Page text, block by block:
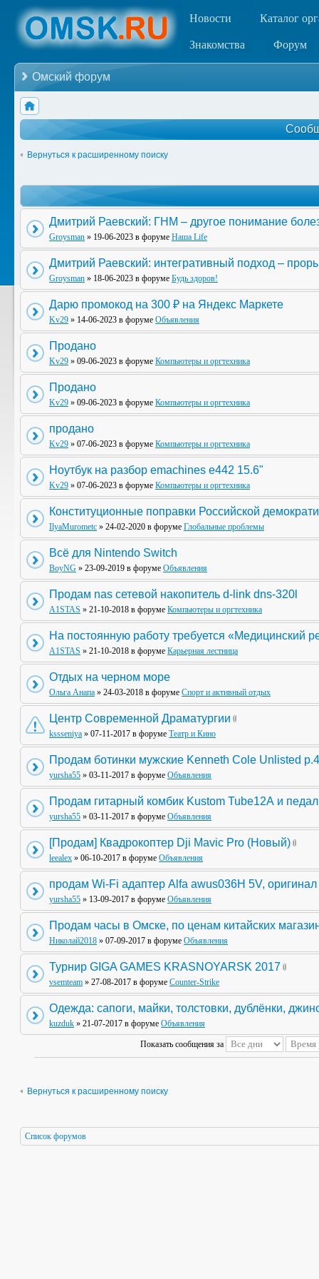
Новости Каталог
Знакомства Форум
Омский форум
Вернуться к расширенному поиску
Дмитрий Раевский: ГНМ – другое понимание
Groysman » 19-06-2023 в форуме Наша Life
Дмитрий Раевский: интегративный подход –
Groysman » 18-06-2023 в форуме Будь здоров!
Дарю промокод на 300 ₽ на Яндекс Маркете
Kv29 » 14-06-2023 в форуме Объявления
Продано
Kv29 » 09-06-2023 в форуме Компьютеры и оргтехника
Продано
Kv29 » 09-06-2023 в форуме Компьютеры и оргтехника
продано
Kv29 » 07-06-2023 в форуме Компьютеры и оргтехника
Ноутбук на разбор emachines e442 15.6"
Kv29 » 07-06-2023 в форуме Компьютеры и оргтехника
Конституционные поправки Российской
IlyaMurometc » 24-02-2020 в форуме Глобальные проблемы
Всё для Nintendo Switch
BoyNG » 23-09-2019 в форуме Объявления
Продам nas сетевой накопитель d-link dns-320l
A1STAS » 21-10-2018 в форуме Компьютеры и оргтехника
На постоянную работу требуется «Медицинский
A1STAS » 21-10-2018 в форуме Карьерная лестница
Отдых на черном море
Ольга Анапа » 24-03-2018 в форуме Спорт и активный отдых
Центр Современной Драматургии
kssseniya » 07-11-2017 в форуме Театр и Кино
Продам ботинки мужские Kenneth Cole Unlisted
yursha55 » 03-11-2017 в форуме Объявления
Продам гитарный комбик Kustom Tube12А и
yursha55 » 03-11-2017 в форуме Объявления
[Продам] Квадрокоптер Dji Mavic Pro (Новый)
leealex » 06-10-2017 в форуме Объявления
продам Wi-Fi адаптер Alfa awus036H 5V, оригинал
yursha55 » 13-09-2017 в форуме Объявления
Продам часы в Омске, по ценам китайских
Николай2018 » 07-09-2017 в форуме Объявления
Турнир GIGA GAMES KRASNOYARSK 2017
vsemteam » 27-08-2017 в форуме Counter-Strike
Одежда: сапоги, майки, толстовки, дублёнки,
kuzduk » 21-07-2017 в форуме Объявления
Показать сообщения за
Вернуться к расширенному поиску
Список форумов